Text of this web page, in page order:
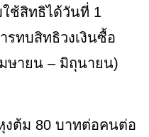
ใช้สิทธิได้วันที่ 1
รทบสิทธิวงเงินซื้อ
ษายน – มิถุนายน)
งต้ม 80 บาทต่อคนต่อ